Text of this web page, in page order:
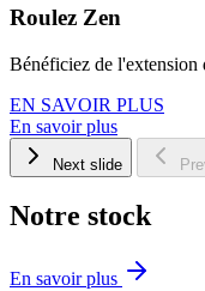
Roulez Zen
Bénéficiez de l'extension
EN SAVOIR PLUS
En savoir plus
Next slide
Notre stock
En savoir plus